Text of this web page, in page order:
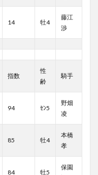
14 牡4
藤江
渉
指数
性
齢
騎手
94 ｾﾝ5
野畑
凌
85 牡4
本橋
孝
84 牡5
保園